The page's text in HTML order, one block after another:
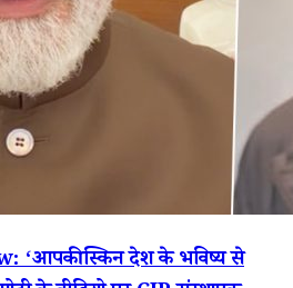
स्किन देश के भविष्य से